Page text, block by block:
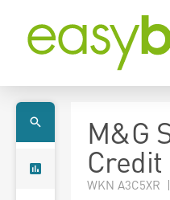
M&G
Credit
WKN